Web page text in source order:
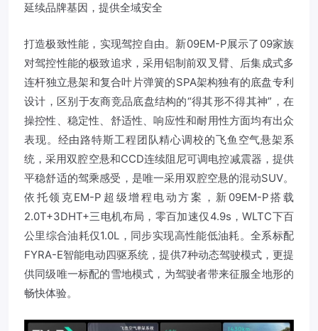
延续品牌基因，提供全域安全
打造极致性能，实现驾控自由。新09EM-P展示了09家族
对驾控性能的极致追求，采用铝制前双叉臂、后集成式多
连杆独立悬架和复合叶片弹簧的SPA架构独有的底盘专利
设计，区别于友商竞品底盘结构的“得其形不得其神”，在
操控性、稳定性、舒适性、响应性和耐用性方面均有出众
表现。经由路特斯工程团队精心调校的飞鱼空气悬架系
统，采用双腔空悬和CCD连续阻尼可调电控减震器，提供
平稳舒适的驾乘感受，是唯一采用双腔空悬的混动SUV。
依托领克EM-P超级增程电动方案，新09EM-P搭载
2.0T+3DHT+三电机布局，零百加速仅4.9s，WLTC下百
公里综合油耗仅1.0L，同步实现高性能低油耗。全系标配
FYRA-E智能电动四驱系统，提供7种动态驾驶模式，更提
供同级唯一标配的雪地模式，为驾驶者带来征服全地形的
畅快体验。